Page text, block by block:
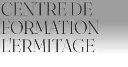
CENTRE DE
FORMATION
L'ERMITAGE